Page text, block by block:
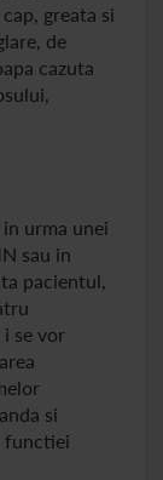
greata si
de
cazuta
urma unei
sau in
pacientul,
se vor
si
functiei